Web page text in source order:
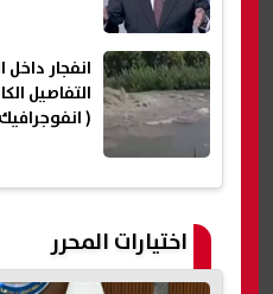
انفجار داخل
التفاصيل
(
اختيارات المحرر